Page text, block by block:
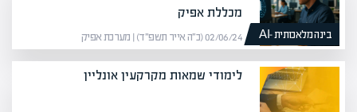
בינה מלאכותית -AI
מכללת אפיק
02/06/24 (כ״ה אייר תשפ״ד) | מערכת אפיק
לימודי שמאות מקרקעין אונליין